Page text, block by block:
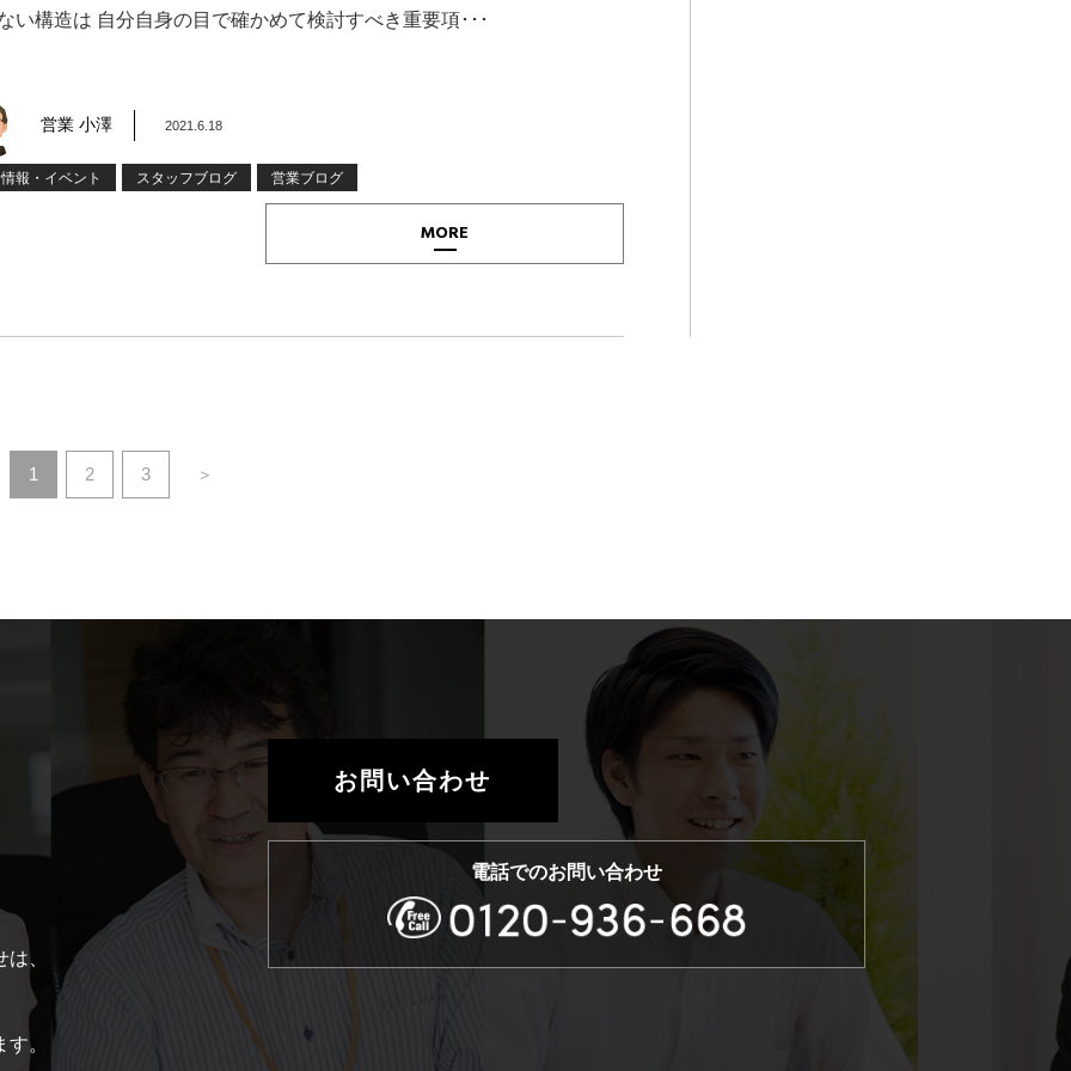
い構造は 自分自身の目で確かめて検討すべき重要項･･･
営業 小澤 2021.6.18
報・イベント スタッフブログ 営業ブログ
MORE
1 2 3 ＞
、
。
お問い合わせ
電話でのお問い合わせ